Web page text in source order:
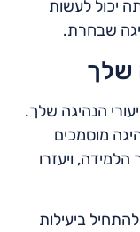
יכול לעשות
שבחרת.
שלך
הנהיגה שלך.
מוסמכים
הלמידה, ויעזרו
ביעילות